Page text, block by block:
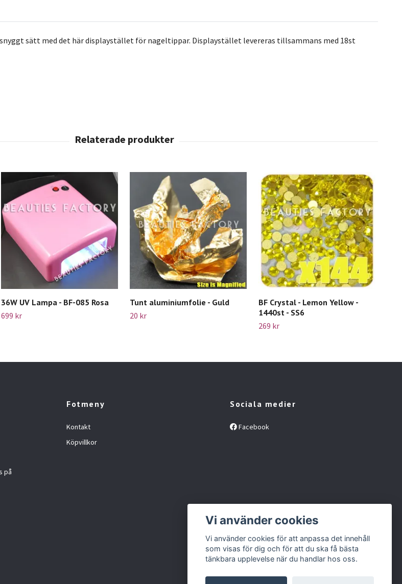
sätt med det här displaystället för nageltippar. Displaystället levereras tillsammans med 18st
36W UV Lampa - BF-085 Rosa
699 kr
Tunt aluminiumfolie - Guld
20 kr
BF Crystal - Lemon Yellow -
1440st - SS6
269 kr
på
Fotmeny
Kontakt
Köpvillkor
Sociala medier
Facebook
Vi använder cookies
Vi använder cookies för att anpassa det innehåll
som visas för dig och för att du ska få bästa
tänkbara upplevelse när du handlar hos oss.